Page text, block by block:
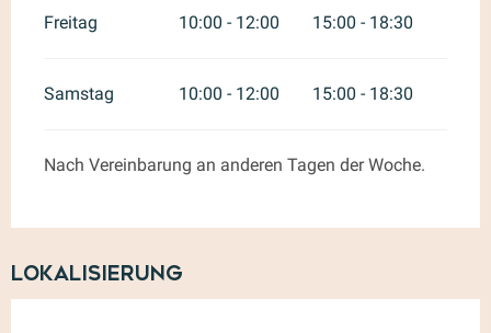
Freitag 10:00 - 12:00 15:00 - 18:30
Samstag 10:00 - 12:00 15:00 - 18:30
Nach Vereinbarung an anderen Tagen der Woche.
Lokalisierung